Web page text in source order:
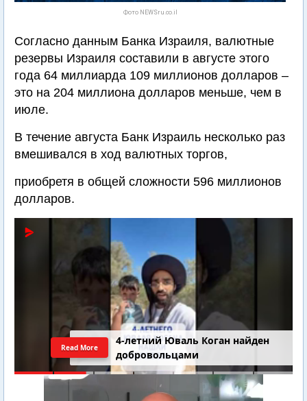
Фото NEWSru.co.il
Согласно данным Банка Израиля, валютные
резервы Израиля составили в августе этого
года 64 миллиарда 109 миллионов долларов –
это на 204 миллиона долларов меньше, чем в
июле.
В течение августа Банк Израиль несколько раз
вмешивался в ход валютных торгов,
приобретя в общей сложности 596 миллионов
долларов.
4-летний Юваль Коган найден
добровольцами
Read More